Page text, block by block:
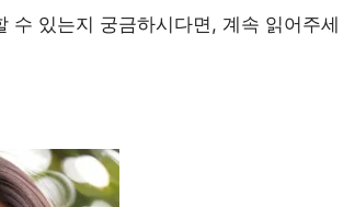
수 있는지 궁금하시다면, 계속 읽어주세